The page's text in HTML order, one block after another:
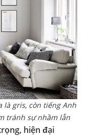
là gris, còn tiếng Anh
tránh sự nhầm lẫn
hiện đại